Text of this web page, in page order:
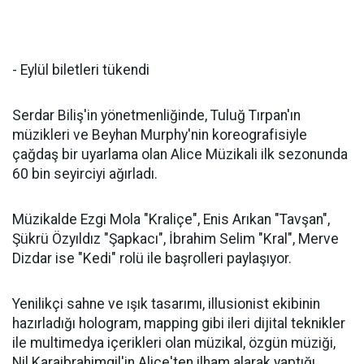
- Eylül biletleri tükendi
Serdar Biliş'in yönetmenliğinde, Tuluğ Tırpan'ın
müzikleri ve Beyhan Murphy'nin koreografisiyle
çağdaş bir uyarlama olan Alice Müzikali ilk sezonunda
60 bin seyirciyi ağırladı.
Müzikalde Ezgi Mola "Kraliçe", Enis Arıkan "Tavşan",
Şükrü Özyıldız "Şapkacı", İbrahim Selim "Kral", Merve
Dizdar ise "Kedi" rolü ile başrolleri paylaşıyor.
Yenilikçi sahne ve ışık tasarımı, illusionist ekibinin
hazırladığı hologram, mapping gibi ileri dijital teknikler
ile multimedya içerikleri olan müzikal, özgün müziği,